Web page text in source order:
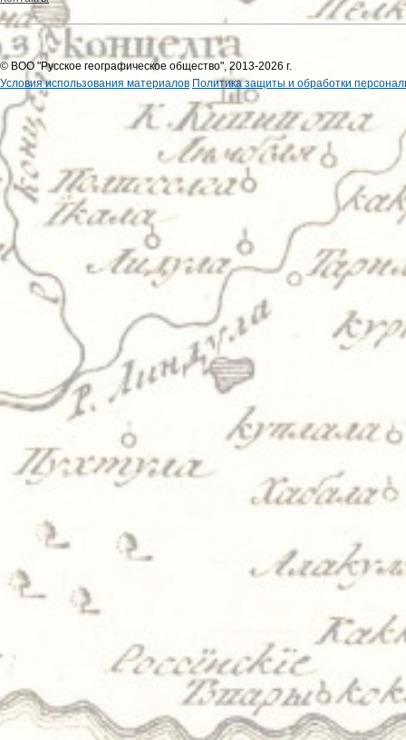
© ВОО "Русское географическое общество", 2013-2026 г.
Условия использования материалов Политика защиты и обработки